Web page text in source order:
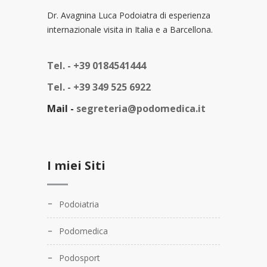
Dr. Avagnina Luca Podoiatra di esperienza
internazionale visita in Italia e a Barcellona.
Tel. - +39 0184541444
Tel. - +39 349 525 6922
Mail - segreteria@podomedica.it
I miei Siti
Podoiatria
Podomedica
Podosport